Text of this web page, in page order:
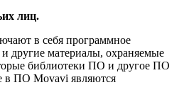
лиц.
в себя программное
другие материалы, охраняемые
библиотеки ПО и другое ПО
в ПО Movavi являются